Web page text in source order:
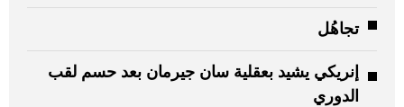
تجاهُل
إنريكي يشيد بعقلية سان جيرمان بعد حسم لقب
الدوري